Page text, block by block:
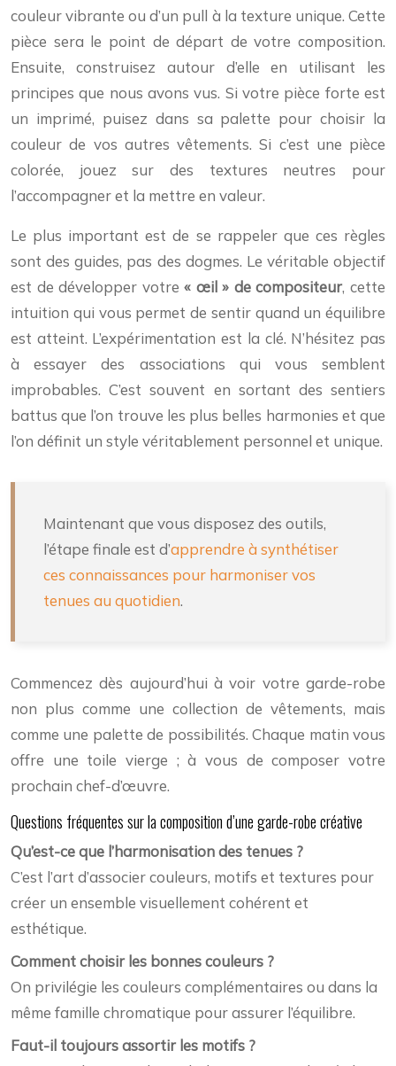
couleur vibrante ou d’un pull à la texture unique. Cette
pièce sera le point de départ de votre composition.
Ensuite, construisez autour d’elle en utilisant les
principes que nous avons vus. Si votre pièce forte est
un imprimé, puisez dans sa palette pour choisir la
couleur de vos autres vêtements. Si c’est une pièce
colorée, jouez sur des textures neutres pour
l’accompagner et la mettre en valeur.
Le plus important est de se rappeler que ces règles
sont des guides, pas des dogmes. Le véritable objectif
est de développer votre« œil » de compositeur, cette
intuition qui vous permet de sentir quand un équilibre
est atteint. L’expérimentation est la clé. N’hésitez pas
à essayer des associations qui vous semblent
improbables. C’est souvent en sortant des sentiers
battus que l’on trouve les plus belles harmonies et que
l’on définit un style véritablement personnel et unique.
Maintenant que vous disposez des outils,
l’étape finale est d’apprendre à synthétiser
ces connaissances pour harmoniser vos
tenues au quotidien.
Commencez dès aujourd’hui à voir votre garde-robe
non plus comme une collection de vêtements, mais
comme une palette de possibilités. Chaque matin vous
offre une toile vierge ; à vous de composer votre
prochain chef-d’œuvre.
Questions fréquentes sur la composition d’une garde-robe créative
Qu’est-ce que l’harmonisation des tenues ?
C’est l’art d’associer couleurs, motifs et textures pour
créer un ensemble visuellement cohérent et
esthétique.
Comment choisir les bonnes couleurs ?
On privilégie les couleurs complémentaires ou dans la
même famille chromatique pour assurer l’équilibre.
Faut-il toujours assortir les motifs ?